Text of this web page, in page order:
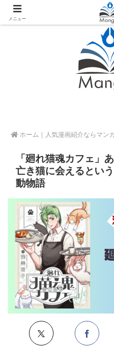
人気おすすめ漫画紹介なら
ホーム
「廻れ猫魂カフェ」
亡き猫に会えるとい
動物語
メニュー